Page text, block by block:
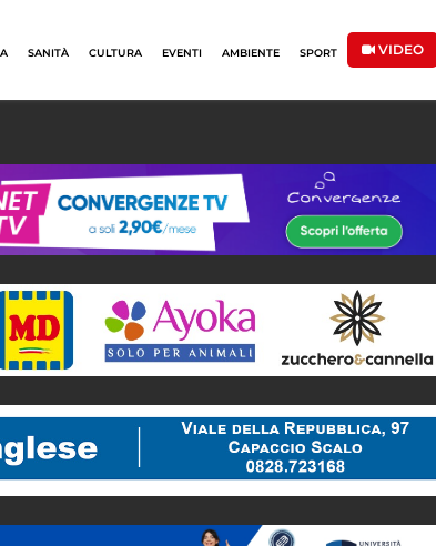
SANITÀ CULTURA EVENTI AMBIENTE SPORT VIDEO